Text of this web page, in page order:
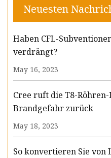
Neuesten
Haben CFL-
verdrängt?
May 16, 2023
Cree ruft die T8-
Brandgefahr zurück
May 18, 2023
So konvertieren Sie von